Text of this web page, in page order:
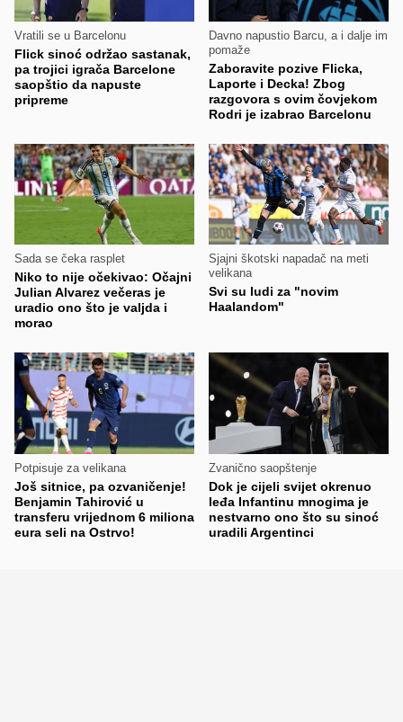
Vratili se u Barcelonu
Flick sinoć održao sastanak,
pa trojici igrača Barcelone
saopštio da napuste
pripreme
Davno napustio Barcu, a i dalje im
pomaže
Zaboravite pozive Flicka,
Laporte i Decka! Zbog
razgovora s ovim čovjekom
Rodri je izabrao Barcelonu
Sada se čeka rasplet
Niko to nije očekivao: Očajni
Julian Alvarez večeras je
uradio ono što je valjda i
morao
Sjajni škotski napadač na meti
velikana
Svi su ludi za "novim
Haalandom"
Potpisuje za velikana
Još sitnice, pa ozvaničenje!
Benjamin Tahirović u
transferu vrijednom 6 miliona
eura seli na Ostrvo!
Zvanično saopštenje
Dok je cijeli svijet okrenuo
leđa Infantinu mnogima je
nestvarno ono što su sinoć
uradili Argentinci